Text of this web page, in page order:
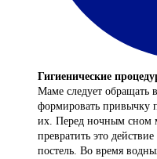
Гигиенические
Маме следует обращать
формировать привычку
их. Перед ночным сном
превратить это
постель. Во время